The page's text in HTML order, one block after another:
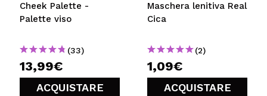
Cheek Palette -
Palette viso
(33)
13,99€
ACQUISTARE
Maschera lenitiva Real
Cica
(2)
1,09€
ACQUISTARE